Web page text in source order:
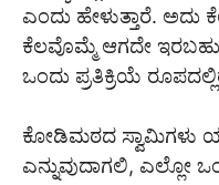
ಎಂದು ಹೇಳುತ್ತಾರೆ.
ಕೆಲವೊಮ್ಮೆ ಆಗದೇ
ಒಂದು ಪ್ರತಿಕ್ರಿಯೆ
ಕೋಡಿಮಠದ ಸ್ವಾಮಿಗಳು
ಎನ್ನುವುದಾಗಲಿ, ಎಲ್ಲೋ